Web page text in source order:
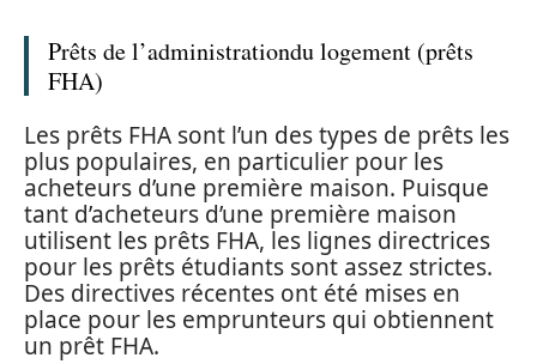
Prêts de l’administrationdu logement (prêts
FHA)
Les prêts FHA sont l’un des types de prêts les
plus populaires, en particulier pour les
acheteurs d’une première maison. Puisque
tant d’acheteurs d’une première maison
utilisent les prêts FHA, les lignes directrices
pour les prêts étudiants sont assez strictes.
Des directives récentes ont été mises en
place pour les emprunteurs qui obtiennent
un prêt FHA.